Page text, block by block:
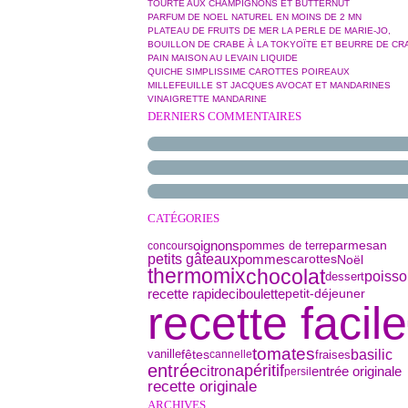
TOURTE AUX CHAMPIGNONS ET BUTTERNUT
PARFUM DE NOEL NATUREL EN MOINS DE 2 MN
PLATEAU DE FRUITS DE MER LA PERLE DE MARIE-JO,
BOUILLON DE CRABE À LA TOKYOÏTE ET BEURRE DE
PAIN MAISON AU LEVAIN LIQUIDE
QUICHE SIMPLISSIME CAROTTES POIREAUX
MILLEFEUILLE ST JACQUES AVOCAT ET MANDARINES
VINAIGRETTE MANDARINE
DERNIERS COMMENTAIRES
CATÉGORIES
concoursoignonspommes de terreparmesan
petits gâteauxpommescarottesNoël
thermomixchocolatdessert
recette rapideciboulettepetit-déjeuner
recette facile
vanillefêtescannelletomatesfraisesbasilic
entréecitronapéritifpersilentrée originale
recette originale
ARCHIVES